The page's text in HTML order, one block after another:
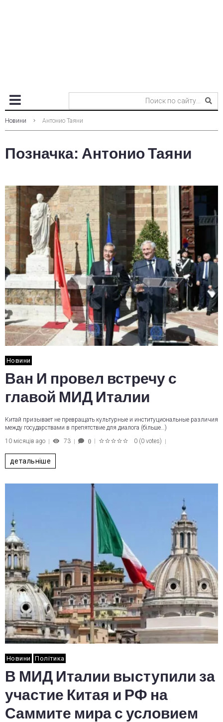
Новини Антонио Таяни
Позначка: Антонио Таяни
Новини
Ван И провел встречу с
главой МИД Италии
Китай призывает не превращать культурные и институциональные различия
между государствами в препятствие для диалога (більше…)
10 місяців ago
73 0 0 (0 votes)
детальніше
Новини Політика
В МИД Италии выступили за
участие Китая и РФ на
Саммите мира с условием